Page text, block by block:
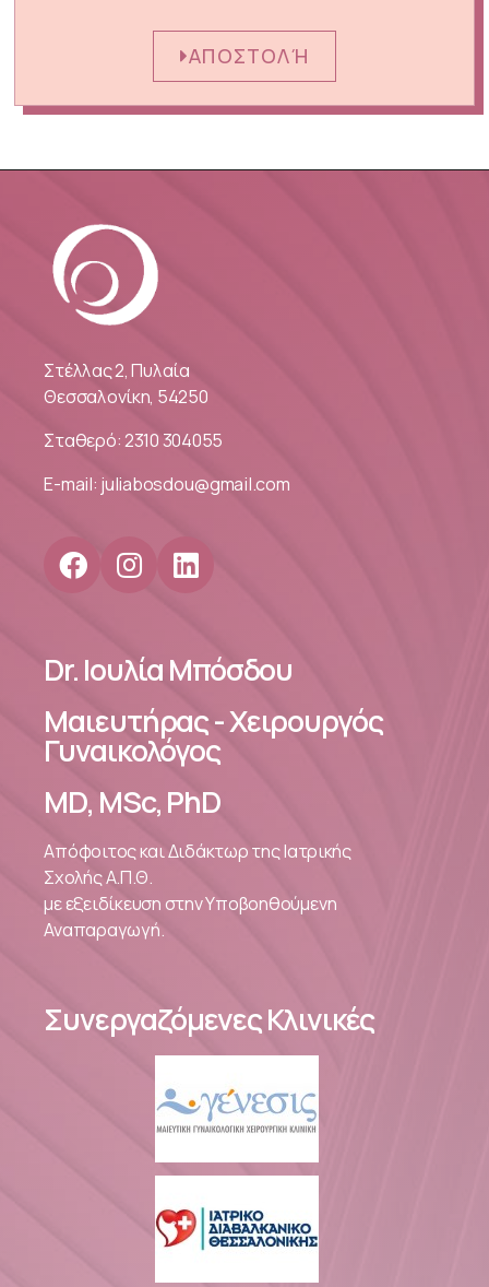
ΑΠΟΣΤΟΛΉ
Στέλλας 2, Πυλαία
Θεσσαλονίκη, 54250
Σταθερό:2310 304055
E-mail: juliabosdou@gmail.com
Dr. Ιουλία Μπόσδου
Μαιευτήρας - Χειρουργός
Γυναικολόγος
MD, MSc, PhD
Απόφοιτος και Διδάκτωρ της Ιατρικής
Σχολής Α.Π.Θ.
με εξειδίκευση στην Υποβοηθούμενη
Αναπαραγωγή.
Συνεργαζόμενες Κλινικές